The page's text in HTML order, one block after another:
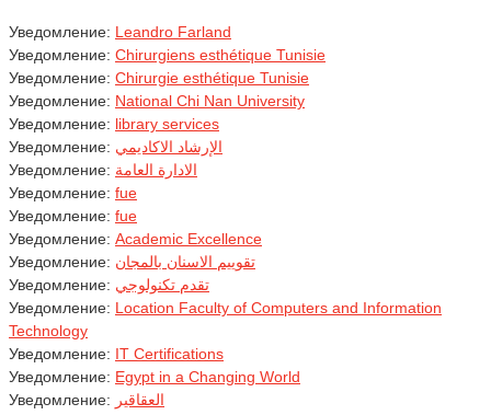
Уведомление: Leandro Farland
Уведомление: Chirurgiens esthétique Tunisie
Уведомление: Chirurgie esthétique Tunisie
Уведомление: National Chi Nan University
Уведомление: library services
Уведомление: الإرشاد الاكاديمي
Уведомление: الادارة العامة
Уведомление: fue
Уведомление: fue
Уведомление: Academic Excellence
Уведомление: تقوييم الاسنان بالمجان
Уведомление: تقدم تكنولوجي
Уведомление: Location Faculty of Computers and Information
Technology
Уведомление: IT Certifications
Уведомление: Egypt in a Changing World
Уведомление: العقاقير